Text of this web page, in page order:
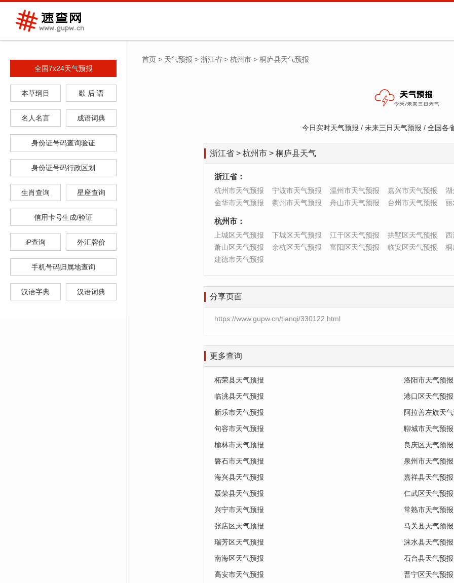
全国7x24天气预报
本草纲目 歇 后 语
名人名言 成语词典
身份证号码查询验证
身份证号码行政区划
生肖查询 星座查询
信用卡号生成/验证
iP查询 外汇牌价
手机号码归属地查询
汉语字典 汉语词典
首页 > 天气预报 > 浙江省 > 杭州市 > 桐庐县天气预报
今日实时天气预报 / 未来三日天气预报 / 全国各
浙江省 > 杭州市 > 桐庐县天气
浙江省：
杭州市天气预报 宁波市天气预报 温州市天气预报 嘉兴市天气预报
湖
金华市天气预报
衢州市天气预报 舟山市天气预报 台州市天气预报 丽
杭州市：
上城区天气预报 下城区天气预报 江干区天气预报 拱墅区天气预报
西
萧山区天气预报
余杭区天气预报 富阳区天气预报 临安区天气预报
桐
建德市天气预报
分享页面
https://www.gupw.cn/tianqi/330122.html
更多查询
柘荣县天气预报
洛阳市天气预报
临洮县天气预报
港口区天气预报
新乐市天气预报
阿拉善左旗天
句容市天气预报
聊城市天气预报
榆林市天气预报
良庆区天气预报
磐石市天气预报
泉州市天气预报
海兴县天气预报
嘉祥县天气预报
聂荣县天气预报
仁武区天气预报
兴宁市天气预报
常熟市天气预报
张店区天气预报
马关县天气预报
瑞芳区天气预报
涞水县天气预报
南海区天气预报
石台县天气预报
高安市天气预报
晋宁区天气预报